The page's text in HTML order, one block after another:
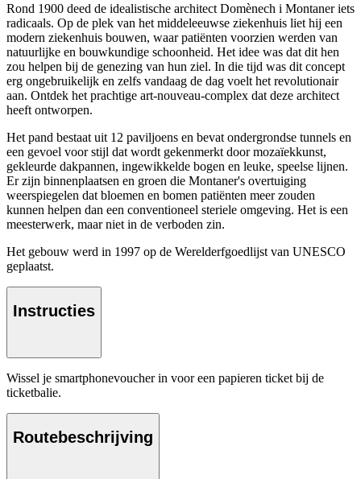
Rond 1900 deed de idealistische architect Domènech i Montaner iets
radicaals. Op de plek van het middeleeuwse ziekenhuis liet hij een
modern ziekenhuis bouwen, waar patiënten voorzien werden van
natuurlijke en bouwkundige schoonheid. Het idee was dat dit hen
zou helpen bij de genezing van hun ziel. In die tijd was dit concept
erg ongebruikelijk en zelfs vandaag de dag voelt het revolutionair
aan. Ontdek het prachtige art-nouveau-complex dat deze architect
heeft ontworpen.
Het pand bestaat uit 12 paviljoens en bevat ondergrondse tunnels en
een gevoel voor stijl dat wordt gekenmerkt door mozaïekkunst,
gekleurde dakpannen, ingewikkelde bogen en leuke, speelse lijnen.
Er zijn binnenplaatsen en groen die Montaner's overtuiging
weerspiegelen dat bloemen en bomen patiënten meer zouden
kunnen helpen dan een conventioneel steriele omgeving. Het is een
meesterwerk, maar niet in de verboden zin.
Het gebouw werd in 1997 op de Werelderfgoedlijst van UNESCO
geplaatst.
Instructies
Wissel je smartphonevoucher in voor een papieren ticket bij de
ticketbalie.
Routebeschrijving